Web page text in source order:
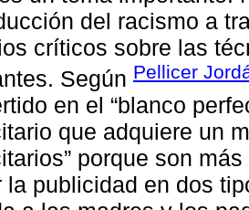
del racismo a
críticos sobre las
Según Pellicer
en el “blanco
que adquiere un
porque son
la publicidad en dos